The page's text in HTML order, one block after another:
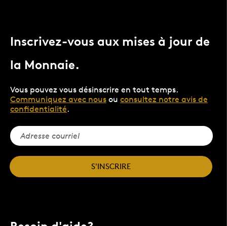
Inscrivez-vous aux mises à jour de
la Monnaie.
Vous pouvez vous désinscrire en tout temps.
Communiquez avec nous ou consultez notre avis de
confidentialité.
S'INSCRIRE